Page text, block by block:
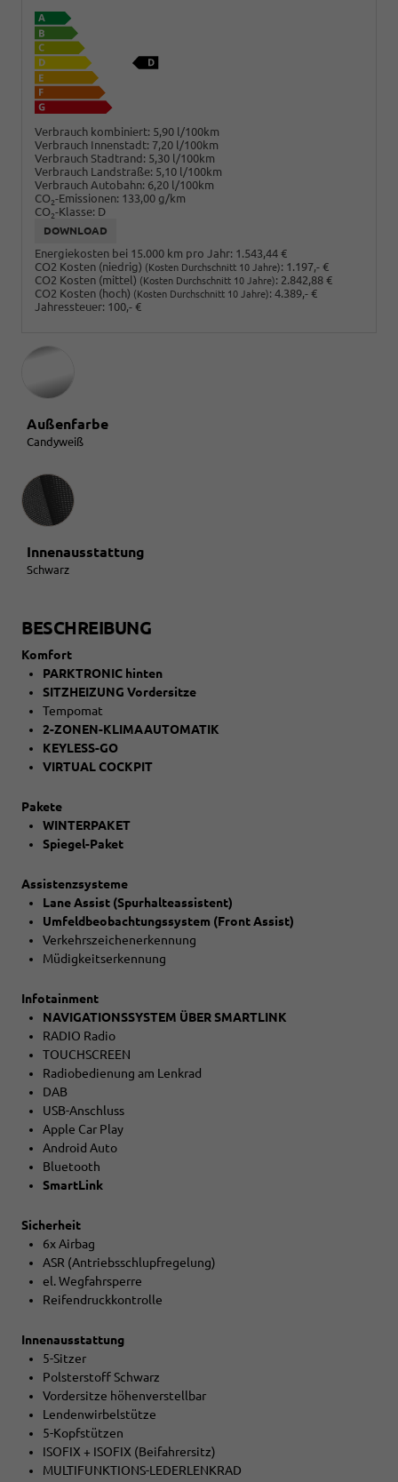
Verbrauch kombiniert: 5,90 l/100km
Verbrauch Innenstadt: 7,20 l/100km
Verbrauch Stadtrand: 5,30 l/100km
Verbrauch Landstraße: 5,10 l/100km
Verbrauch Autobahn: 6,20 l/100km
CO2-Emissionen: 133,00 g/km
CO2-Klasse: D
DOWNLOAD
Energiekosten bei 15.000 km pro Jahr: 1.543,44 €
CO2 Kosten (niedrig) (Kosten Durchschnitt 10 Jahre): 1.197,- €
CO2 Kosten (mittel) (Kosten Durchschnitt 10 Jahre): 2.842,88 €
CO2 Kosten (hoch) (Kosten Durchschnitt 10 Jahre): 4.389,- €
Jahressteuer: 100,- €
Außenfarbe
Candyweiß
Innenausstattung
Innenausstattung
Schwarz
BESCHREIBUNG
Komfort
PARKTRONIC hinten
SITZHEIZUNG Vordersitze
Tempomat
2-ZONEN-KLIMAAUTOMATIK
KEYLESS-GO
VIRTUAL COCKPIT
Pakete
WINTERPAKET
Spiegel-Paket
Assistenzsysteme
Lane Assist (Spurhalteassistent)
Umfeldbeobachtungssystem (Front Assist)
Verkehrszeichenerkennung
Müdigkeitserkennung
Infotainment
NAVIGATIONSSYSTEM ÜBER SMARTLINK
RADIO Radio
TOUCHSCREEN
Radiobedienung am Lenkrad
DAB
USB-Anschluss
Apple Car Play
Android Auto
Bluetooth
SmartLink
Sicherheit
6x Airbag
ASR (Antriebsschlupfregelung)
el. Wegfahrsperre
Reifendruckkontrolle
Innenausstattung
5-Sitzer
Polsterstoff Schwarz
Vordersitze höhenverstellbar
Lendenwirbelstütze
5-Kopfstützen
ISOFIX + ISOFIX (Beifahrersitz)
MULTIFUNKTIONS-LEDERLENKRAD